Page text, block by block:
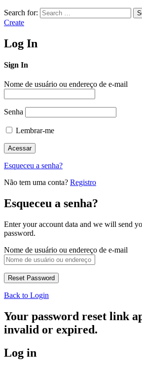
Search for:
Create
Log In
Sign In
Nome de usuário ou endereço de e-mail
Senha
Lembrar-me
Esqueceu a senha?
Não tem uma conta? Registro
Esqueceu a senha?
Enter your account data and we will send
password.
Nome de usuário ou endereço de e-mail
Back to Login
Your password reset link
invalid or expired.
Log in